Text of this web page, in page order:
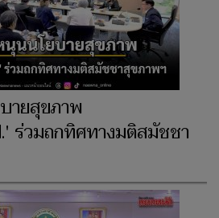
ายสุขภาพ
ร่วมถกทิศทางมติสมัชชา